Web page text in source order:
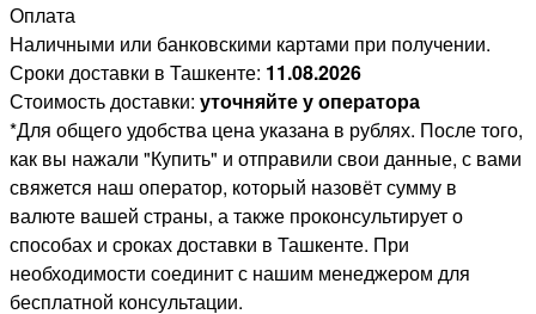
Оплата
Наличными или банковскими картами при получении.
Сроки доставки в Ташкенте: 11.08.2026
Стоимость доставки: уточняйте у оператора
*Для общего удобства цена указана в рублях. После того,
как вы нажали "Купить" и отправили свои данные, с вами
свяжется наш оператор, который назовёт сумму в
валюте вашей страны, а также проконсультирует о
способах и сроках доставки в Ташкенте. При
необходимости соединит с нашим менеджером для
бесплатной консультации.